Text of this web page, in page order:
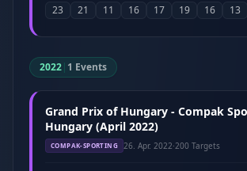
23 21 11 16 17 19 16 13
2022| 1 Events
Grand Prix of Hungary - Compak
Hungary (April 2022)
COMPAK-SPORTING 26. Apr. 2022·200 Targets